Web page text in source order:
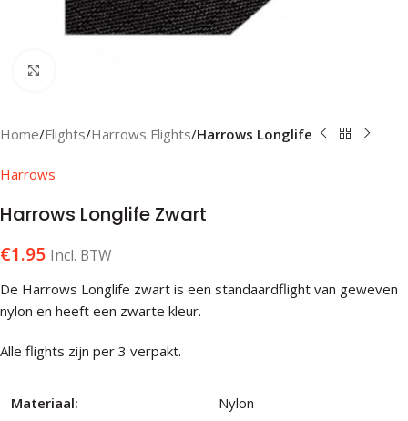
Home Flights Harrows Flights Harrows Longlife
Harrows
Harrows Longlife Zwart
€1.95 Incl. BTW
De Harrows Longlife zwart is een standaardflight van geweven
nylon en heeft een zwarte kleur.
Alle flights zijn per 3 verpakt.
Materiaal: Nylon